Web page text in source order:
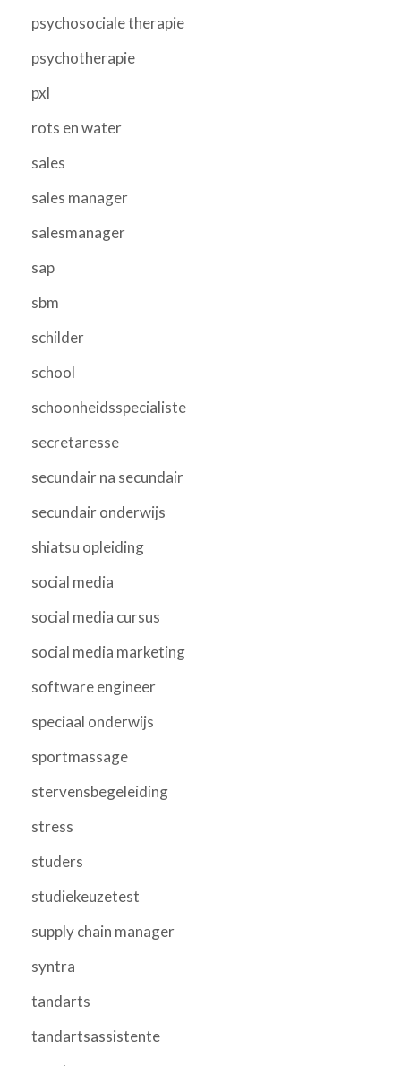
psychosociale therapie
psychotherapie
pxl
rots en water
sales
sales manager
salesmanager
sap
sbm
schilder
school
schoonheidsspecialiste
secretaresse
secundair na secundair
secundair onderwijs
shiatsu opleiding
social media
social media cursus
social media marketing
software engineer
speciaal onderwijs
sportmassage
stervensbegeleiding
stress
studers
studiekeuzetest
supply chain manager
syntra
tandarts
tandartsassistente